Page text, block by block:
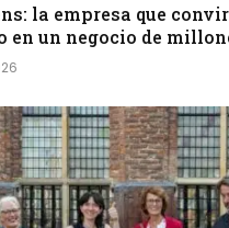
la empresa que
en un negocio de